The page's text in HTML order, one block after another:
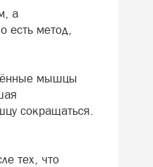
а
есть метод,
мышцы
сокращаться.
тех, что